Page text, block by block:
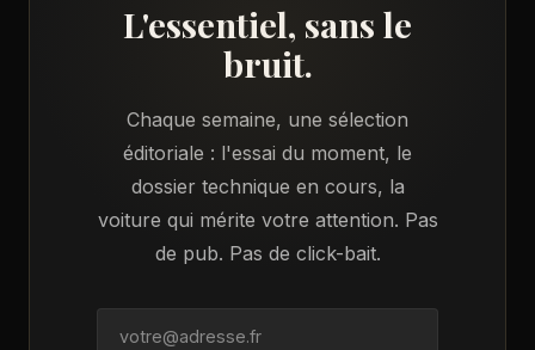
L'essentiel, sans le
bruit.
Chaque semaine, une sélection
éditoriale : l'essai du moment, le
dossier technique en cours, la
voiture qui mérite votre attention. Pas
de pub. Pas de click-bait.